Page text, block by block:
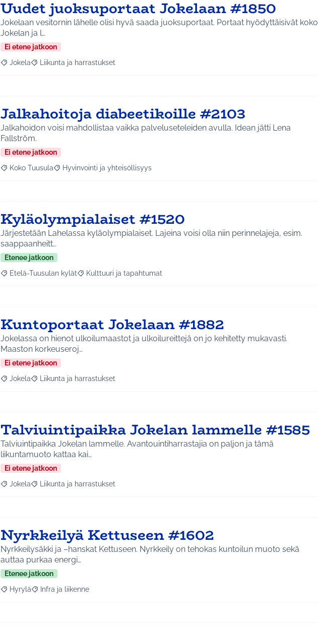
Uudet juoksuportaat Jokelaan #1850
Jokelaan vesitornin lähelle olisi hyvä saada juoksuportaat. Portaat hyödyttäisivät koko
Jokelan ja l…
Ei etene jatkoon
Rajaa tulokset aihepiirin mukaan: Jokela
Jokela Rajaa tulokset teeman mukaan: Liikunta ja harrastukset
Liikunta ja harrastukset
Jalkahoitoja diabeetikoille #2103
Jalkahoidon voisi mahdollistaa vaikka palveluseteleiden avulla. Idean jätti Lena
Fallström.
Ei etene jatkoon
Rajaa tulokset aihepiirin mukaan: Koko Tuusula
Koko Tuusula Rajaa tulokset teeman mukaan: Hyvinvointi ja yhteisöllisyys
Hyvinvointi ja yhteisöllisyys
Kyläolympialaiset #1520
Järjestetään Lahelassa kyläolympialaiset. Lajeina voisi olla niin perinnelajeja, esim.
saappaanheitt…
Etenee jatkoon
Rajaa tulokset aihepiirin mukaan: Etelä-Tuusulan kylät
Etelä-Tuusulan kylät Rajaa tulokset teeman mukaan: Kulttuuri ja tapahtumat
Kulttuuri ja tapahtumat
Kuntoportaat Jokelaan #1882
Jokelassa on hienot ulkoilumaastot ja ulkoilureittejä on jo kehitetty mukavasti.
Maaston korkeuseroj…
Ei etene jatkoon
Rajaa tulokset aihepiirin mukaan: Jokela
Jokela Rajaa tulokset teeman mukaan: Liikunta ja harrastukset
Liikunta ja harrastukset
Talviuintipaikka Jokelan lammelle #1585
Talviuintipaikka Jokelan lammelle. Avantouintiharrastajia on paljon ja tämä
liikuntamuoto kattaa kai…
Ei etene jatkoon
Rajaa tulokset aihepiirin mukaan: Jokela
Jokela Rajaa tulokset teeman mukaan: Liikunta ja harrastukset
Liikunta ja harrastukset
Nyrkkeilyä Kettuseen #1602
Nyrkkeilysäkki ja –hanskat Kettuseen. Nyrkkeily on tehokas kuntoilun muoto sekä
auttaa purkaa energi…
Etenee jatkoon
Rajaa tulokset aihepiirin mukaan: Hyrylä
Hyrylä Rajaa tulokset teeman mukaan: Infra ja liikenne
Infra ja liikenne